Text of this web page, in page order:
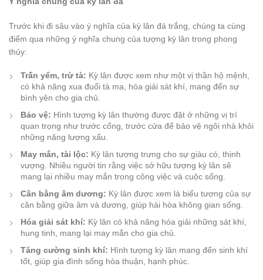
Trước khi đi sâu vào ý nghĩa của kỳ lân đá trắng, chúng ta cùng
điểm qua những ý nghĩa chung của tượng kỳ lân trong phong
thủy:
Trấn yểm, trừ tà: Kỳ lân được xem như một vị thần hộ mệnh,
có khả năng xua đuổi tà ma, hóa giải sát khí, mang đến sự
bình yên cho gia chủ.
Bảo vệ: Hình tượng kỳ lân thường được đặt ở những vị trí
quan trọng như trước cổng, trước cửa để bảo vệ ngôi nhà khỏi
những năng lượng xấu.
May mắn, tài lộc: Kỳ lân tượng trưng cho sự giàu có, thịnh
vượng. Nhiều người tin rằng việc sở hữu tượng kỳ lân sẽ
mang lại nhiều may mắn trong công việc và cuộc sống.
Cân bằng âm dương: Kỳ lân được xem là biểu tượng của sự
cân bằng giữa âm và dương, giúp hài hòa không gian sống.
Hóa giải sát khí: Kỳ lân có khả năng hóa giải những sát khí,
hung tinh, mang lại may mắn cho gia chủ.
Tăng cường sinh khí: Hình tượng kỳ lân mang đến sinh khí
tốt, giúp gia đình sống hòa thuận, hạnh phúc.